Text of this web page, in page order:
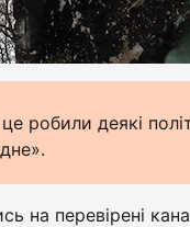
робили деякі
на перевірені